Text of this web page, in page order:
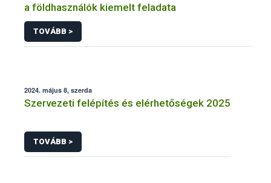
a földhasználók kiemelt feladata
TOVÁBB >
2024. május 8, szerda
Szervezeti felépítés és elérhetőségek 2025
TOVÁBB >